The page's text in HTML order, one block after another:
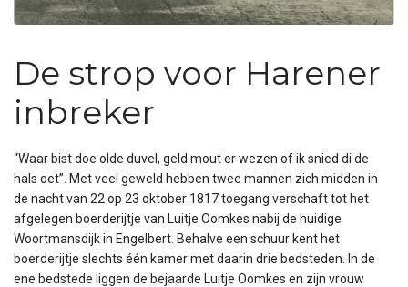
De strop voor Harener
inbreker
“Waar bist doe olde duvel, geld mout er wezen of ik snied di de
hals oet”. Met veel geweld hebben twee mannen zich midden in
de nacht van 22 op 23 oktober 1817 toegang verschaft tot het
afgelegen boerderijtje van Luitje Oomkes nabij de huidige
Woortmansdijk in Engelbert. Behalve een schuur kent het
boerderijtje slechts één kamer met daarin drie bedsteden. In de
ene bedstede liggen de bejaarde Luitje Oomkes en zijn vrouw